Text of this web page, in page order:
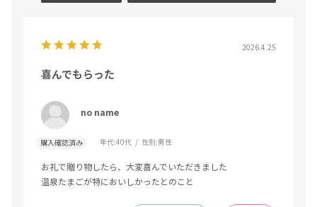
2026.4.25
喜んでもらった
no name
購入確認済み 年代:40代 性別:男性
お礼で贈り物したら、大変喜んでいただきました
温泉たまごが特においしかったとのこと